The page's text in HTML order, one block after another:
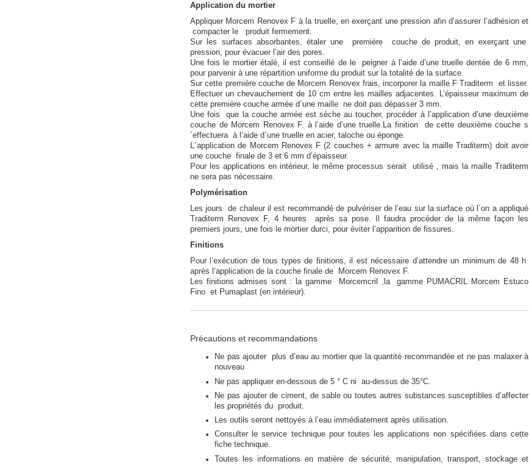
Application du mortier
Appliquer Morcem Renovex F à la truelle, en exerçant une pression afin d’assurer l’adhésion et
compacter le produit fermement.
Sur les surfaces absorbantes, étaler une première couche de produit, en exerçant une
pression, pour évacuer l’air des pores.
Une fois le mortier étalé, il est conseillé de le peigner à l’aide d’une truelle dentée de 6 mm,
pour parvenir à une répartition uniforme du produit sur la totalité de la surface.
Sur cette première couche de Morcem Renovex frais, incorporer la maille F Traditerm et lisser.
Effectuer un chevauchement de 10 cm entre les mailles adjacentes. L’épaisseur maximum de
cette première couche armée d´une maille ne doit pas dépasser 3 mm.
Une fois que la couche armée est sèche au toucher, procéder à l’application d’une deuxième
couche de Morcem Renovex F. à l’aide d’une truelle.La finition de cette deuxième couche s
´effectuera à l’aide d´une truelle en acier, taloche ou éponge.
L´application de Morcem Renovex F (2 couches + armure avec la maille Traditerm) doit avoir
une couche finale de 3 et 6 mm d’épaisseur.
Pour les applications en intérieur, le même processus serait utilisé , mais la maille Traditerm
ne sera pas nécessaire.
Polymérisation
Les jours de chaleur il est recommandé de pulvériser de l’eau sur la surface où l´on a appliqué
Traditerm Renovex F, 4 heures après sa pose. Il faudra procéder de la même façon les
premiers jours, une fois le mortier durci, pour éviter l’apparition de fissures.
Finitions
Pour l’exécution de tous types de finitions, il est nécessaire d’attendre un minimum de 48 h
après l’application de la couche finale de Morcem Renovex F.
Les finitions admises sont : la gamme Morcemcril ,la gamme PUMACRIL Morcem Estuco
Fino et Pumaplast (en intérieur).
Précautions et recommandations
Ne pas ajouter plus d’eau au mortier que la quantité recommandée et ne pas malaxer à
nouveau
Ne pas appliquer en-dessous de 5 ° C ni au-dessus de 35°C.
Ne pas ajouter de ciment, de sable ou toutes autres substances susceptibles d’affecter
les propriétés du produit.
Les outils seront nettoyés à l’eau immédiatement après utilisation.
Consulter le service technique pour toutes les applications non spécifiées dans cette
fiche technique.
Toutes les informations en matière de sécurité, manipulation, transport, stockage et